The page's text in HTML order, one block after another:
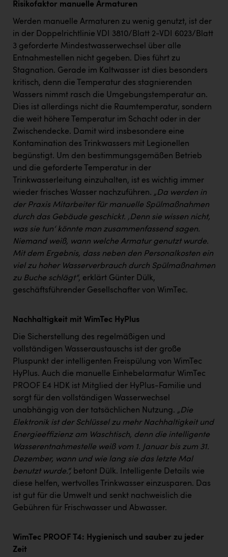
Risikofaktor manuelle Armaturen
Werden manuelle Armaturen zu wenig genutzt, ist der
in der Doppelrichtlinie VDI 3810/Blatt 2-VDI 6023/Blatt
3 geforderte Mindestwasserwechsel über alle
Entnahmestellen nicht gegeben. Dies führt zu
Stagnation. Gerade im Kaltwasser ist dies besonders
kritisch, denn die Temperatur des stagnierenden
Wassers nimmt rasch die Umgebungstemperatur an.
Dies ist allerdings nicht die Raumtemperatur, sondern
die weit höhere Temperatur im Schacht oder in der
Zwischendecke. Damit wird insbesondere eine
Kontamination des Trinkwassers mit Legionellen
begünstigt. Um den bestimmungsgemäßen Betrieb
und die geforderte Temperatur in der
Trinkwasserleitung einzuhalten, ist es wichtig immer
wieder frisches Wasser nachzuführen. „Da werden in
der Praxis Mitarbeiter für manuelle Spülmaßnahmen
durch das Gebäude geschickt. ‚Denn sie wissen nicht,
was sie tun‘ könnte man zusammenfassend sagen.
Niemand weiß, wann welche Armatur genutzt wurde.
Mit dem Ergebnis, dass neben den Personalkosten ein
viel zu hoher Wasserverbrauch durch Spülmaßnahmen
zu Buche schlägt“, erklärt Günter Dülk,
geschäftsführender Gesellschafter von WimTec.
Nachhaltigkeit mit WimTec HyPlus
Die Sicherstellung des regelmäßigen und
vollständigen Wasseraustauschs ist der große
Pluspunkt der intelligenten Freispülung von WimTec
HyPlus. Auch die manuelle Einhebelarmatur WimTec
PROOF E4 HDK ist Mitglied der HyPlus-Familie und
sorgt für den vollständigen Wasserwechsel
unabhängig von der tatsächlichen Nutzung. „Die
Elektronik ist der Schlüssel zu mehr Nachhaltigkeit und
Energieeffizienz am Waschtisch, denn die intelligente
Wasserentnahmestelle weiß vom 1. Januar bis zum 31.
Dezember, wann und wie lang sie das letzte Mal
benutzt wurde.“, betont Dülk. Intelligente Details wie
diese helfen, wertvolles Trinkwasser einzusparen. Das
ist gut für die Umwelt und senkt nachweislich die
Gebühren für Frischwasser und Abwasser.
WimTec PROOF T4: Hygienisch und sauber zu jeder
Zeit